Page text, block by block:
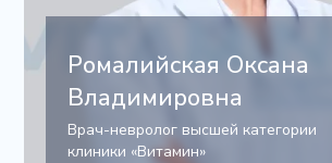
Ромалийская Оксана
Владимировна
Врач-невролог высшей категории
клиники «Витамин»